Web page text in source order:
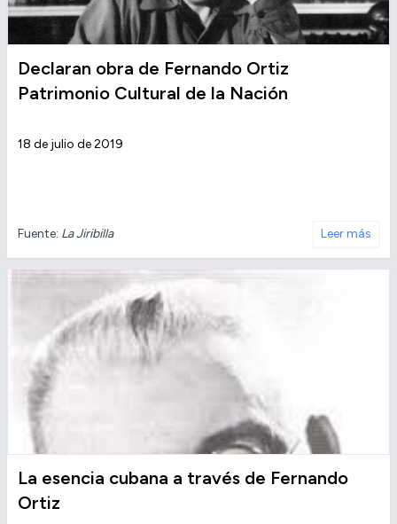
Declaran obra de Fernando Ortiz
Patrimonio Cultural de la Nación
18 de julio de 2019
Fuente: La Jiribilla Leer más
La esencia cubana a través de Fernando
Ortiz